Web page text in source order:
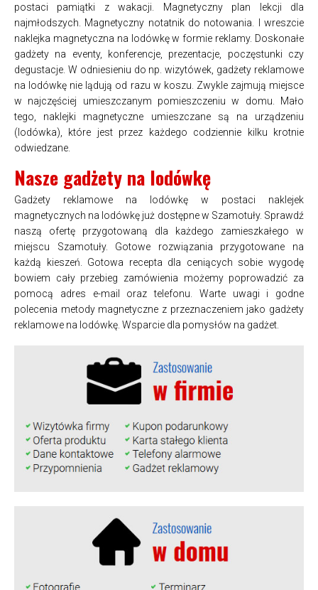
postaci pamiątki z wakacji. Magnetyczny plan lekcji dla
najmłodszych. Magnetyczny notatnik do notowania. I wreszcie
naklejka magnetyczna na lodówkę w formie reklamy. Doskonałe
gadżety na eventy, konferencje, prezentacje, poczęstunki czy
degustacje. W odniesieniu do np. wizytówek, gadżety reklamowe
na lodówkę nie lądują od razu w koszu. Zwykle zajmują miejsce
w najczęściej umieszczanym pomieszczeniu w domu. Mało
tego, naklejki magnetyczne umieszczane są na urządzeniu
(lodówka), które jest przez każdego codziennie kilku krotnie
odwiedzane.
Nasze gadżety na lodówkę
Gadżety reklamowe na lodówkę w postaci naklejek
magnetycznych na lodówkę już dostępne w Szamotuły. Sprawdź
naszą ofertę przygotowaną dla każdego zamieszkałego w
miejscu Szamotuły. Gotowe rozwiązania przygotowane na
każdą kieszeń. Gotowa recepta dla ceniących sobie wygodę
bowiem cały przebieg zamówienia możemy poprowadzić za
pomocą adres e-mail oraz telefonu. Warte uwagi i godne
polecenia metody magnetyczne z przeznaczeniem jako gadżety
reklamowe na lodówkę. Wsparcie dla pomysłów na gadżet.